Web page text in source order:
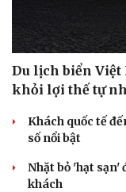
Du lịch biển Việt
khỏi lợi thế tự
Khách quốc tế
số nổi bật
Nhặt bỏ 'hạt sạn'
khách